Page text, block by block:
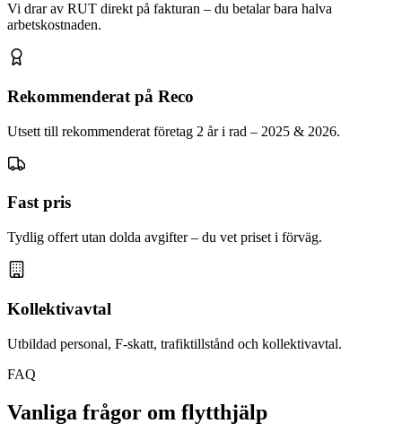
Vi drar av RUT direkt på fakturan – du betalar bara halva
arbetskostnaden.
Rekommenderat på Reco
Utsett till rekommenderat företag 2 år i rad – 2025 & 2026.
Fast pris
Tydlig offert utan dolda avgifter – du vet priset i förväg.
Kollektivavtal
Utbildad personal, F-skatt, trafiktillstånd och kollektivavtal.
FAQ
Vanliga frågor om flytthjälp